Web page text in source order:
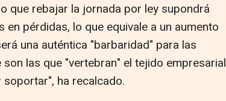
que rebajar la jornada por ley supondrá
pérdidas, lo que equivale a un aumento
una auténtica "barbaridad" para las
las que "vertebran" el tejido empresarial
ha recalcado.